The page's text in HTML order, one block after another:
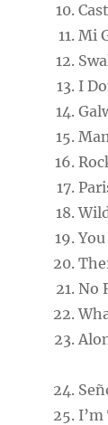
Mi
I
No